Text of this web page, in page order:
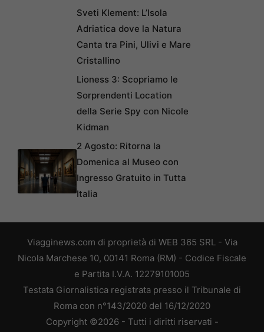
Sveti Klement: L’Isola
Adriatica dove la Natura
Canta tra Pini, Ulivi e Mare
Cristallino
Lioness 3: Scopriamo le
Sorprendenti Location
della Serie Spy con Nicole
Kidman
2 Agosto: Ritorna la
Domenica al Museo con
Ingresso Gratuito in Tutta
Italia
Viagginews.com di proprietà di WEB 365 SRL - Via
Nicola Marchese 10, 00141 Roma (RM) - Codice Fiscale
e Partita I.V.A. 12279101005
Testata Giornalistica registrata presso il Tribunale di
Roma con n°143/2020 del 16/12/2020
Copyright ©2026 - Tutti i diritti riservati -